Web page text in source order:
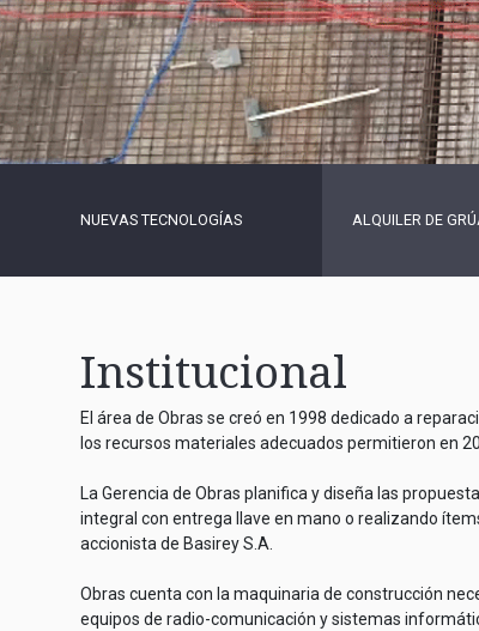
NUEVAS TECNOLOGÍAS ALQUILER DE
Institucional
El área de Obras se creó en 1998 dedicado a
los recursos materiales adecuados permitieron en
La Gerencia de Obras planifica y diseña las
integral con entrega llave en mano o realizando
accionista de Basirey S.A.
Obras cuenta con la maquinaria de construcción
equipos de radio-comunicación y sistemas